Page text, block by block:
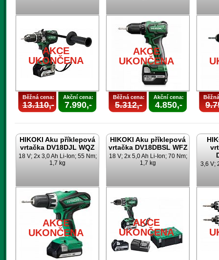
AKCE
UKONČENA
Běžná cena:
13.110,-
Akční cena:
7.990,-
AKCE
UKONČENA
Běžná cena:
5.312,-
Akční cena:
4.850,-
HIKOKI Aku příklepová
vrtačka DV18DJL WQZ
18 V; 2x 3,0 Ah Li-Ion; 55 Nm;
1,7 kg
AKCE
UKONČENA
HIKOKI Aku příklepová
vrtačka DV18DBSL WFZ
18 V; 2x 5,0 Ah Li-Ion; 70 Nm;
1,7 kg
AKCE
UKONČENA
3,6 V;